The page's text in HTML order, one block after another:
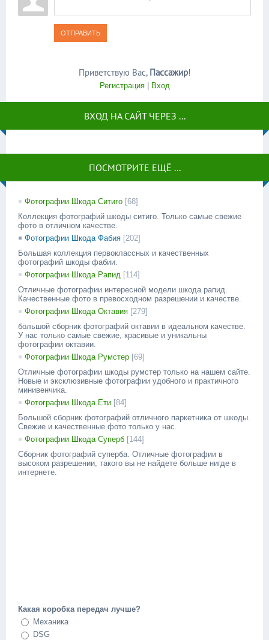
ОТПРАВИТЬ
Приветствую Вас, Пассажир!
Регистрация| Вход
ВХОД НА САЙТ ЧЕРЕЗ ...
ПОСМОТРИТЕ ЕЩЁ ...
Фотографии Шкода Ситиго [68]
Коллекция фотографий шкоды ситиго. Только самые свежие
фото в отличном качестве.
Фотографии Шкода Фабия [202]
Большая коллекция первоклассных и качественных
фотографий шкоды фабии.
Фотографии Шкода Рапид [114]
Отличные фотографии интересной модели шкода рапид.
Качественные фото в превосходном разрешении и качестве.
Фотографии Шкода Октавия [279]
большой сборник фотографий октавии в идеальном качестве.
У нас только самые свежие, красивые и уникальны
фотографии октавии.
Фотографии Шкода Румстер [69]
Отличные фотографии шкоды румстер только на нашем сайте.
Новые и эксклюзивные фотографии удобного и практичного
минивенчика.
Фотографии Шкода Ети [84]
Большой сборник фотографий отличного паркетника от шкоды.
Свежие и качественные фото только у нас.
Фотографии Шкода Суперб [144]
Сборник фотографий суперба. Отличные фотографии в
высоком разрешении, такого вы не найдете больше нигде в
интернете.
Какая коробка передач лучше?
Механика
DSG